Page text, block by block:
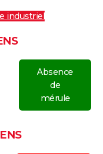
industriel
Absence
de
mérule